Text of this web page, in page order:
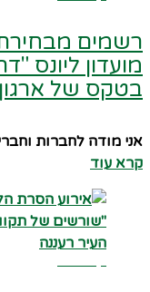
רשמים
בטקס של
אני מודה לחברות
קרא עוד